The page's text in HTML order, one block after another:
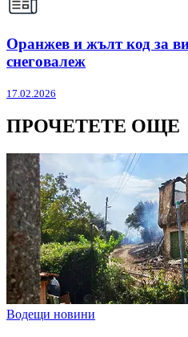
Оранжев и жълт код за
снеговалеж
17.02.2026
ПРОЧЕТЕТЕ ОЩЕ
Водещи новини